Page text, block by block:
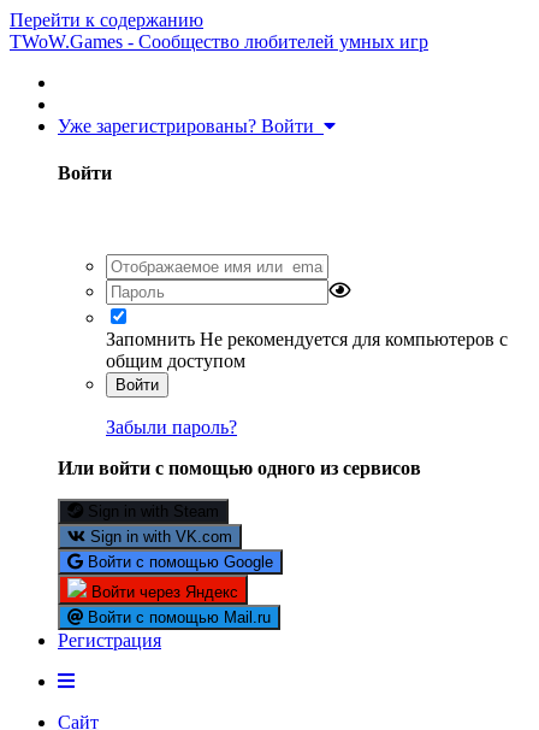
Перейти к содержанию
TWoW.Games - Сообщество любителей умных игр
Уже зарегистрированы? Войти
Войти
Запомнить Не рекомендуется для компьютеров с
общим доступом
Войти
Забыли пароль?
Или войти с помощью одного из сервисов
Sign in with Steam
Sign in with VK.com
Войти с помощью Google
Войти через Яндекс
Войти с помощью Mail.ru
Регистрация
Сайт